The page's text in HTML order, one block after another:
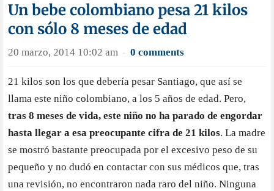
Un bebe colombiano pesa 21 kilos
con sólo 8 meses de edad
20 marzo, 2014 10:02 am · 0 comments
21 kilos son los que debería pesar Santiago, que así se
llama este niño colombiano, a los 5 años de edad. Pero,
tras 8 meses de vida, este niño no ha parado de engordar
hasta llegar a esa preocupante cifra de 21 kilos. La madre
se mostró bastante preocupada por el excesivo peso de su
pequeño y no dudó en contactar con sus médicos que, tras
una revisión, no encontraron nada raro del niño. Ninguna